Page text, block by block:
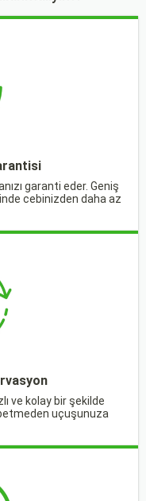
garanti eder. Geniş
cebinizden daha az
ve kolay bir şekilde
uçuşunuza